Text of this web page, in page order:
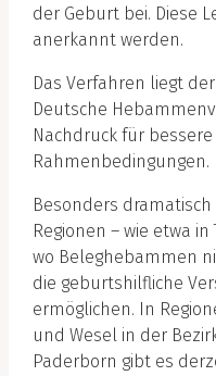
der Geburt bei. Diese
anerkannt werden.
Das Verfahren liegt
Deutsche
Nachdruck für
Rahmenbedingungen.
Besonders dramatisch
Regionen – wie etwa
wo Beleghebammen
die geburtshilfliche
ermöglichen. In
und Wesel in der
Paderborn gibt es